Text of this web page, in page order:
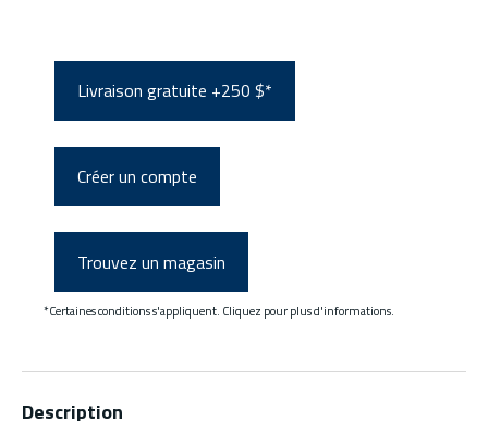
Livraison gratuite +250 $*
Créer un compte
Trouvez un magasin
*Certaines conditions s'appliquent. Cliquez pour plus d'informations.
Description